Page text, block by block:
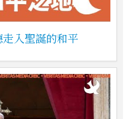
入聖誕的和平